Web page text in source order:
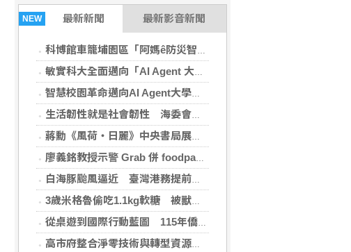
NEW 最新新聞 最新影音新聞
科博館車籠埔園區「阿媽ê防災智慧」特展 宣導面對災害重要觀念
敏實科大全面邁向「AI Agent 大學」 每周抽籤即席分享讓數位助手落實日常
智慧校園革命邁向AI Agent大學 敏實科大打造多模型協作「數位校務團隊」
生活韌性就是社會韌性 海委會親子日結合防空演習
蔣勳《風荷・日麗》中央書局展出 詩畫交織一場東方生命美學
廖義銘教授示警 Grab 併 foodpanda 恐衝擊市場競爭 外送聯盟：專法上路16天就爆爭議
白海豚颱風逼近 臺灣港務提前部署加強防颱整備
3歲米格魯偷吃1.1kg軟糖 被獸醫催吐後表情好有戲
從桌遊到國際行動藍圖 115年僑務探索營培育青年全球競爭力
高市府整合淨零技術與轉型資源 攜手企業加速低碳轉型提升國際競爭力